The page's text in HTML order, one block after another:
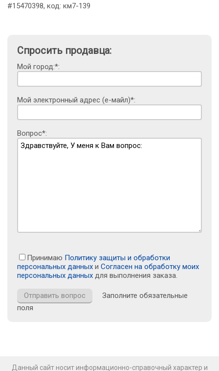
#15470398, код: км7-139
Спросить продавца:
Мой город:*:
Мой электронный адрес (е-майл)*:
Вопрос*:
Принимаю Политику защиты и обработки
персональных данных и Согласен на обработку моих
персональных данных для выполнения заказа.
Заполните обязательные
поля
Данный сайт носит информационно-справочный характер и